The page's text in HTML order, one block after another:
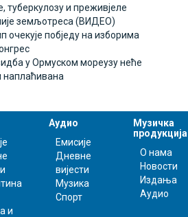
туберкулозу и преживјеле
земљотреса (ВИДЕО)
очекује побједу на изборима
у Ормуском мореузу неће
наплаћивана
и
Аудио
Емисије
Дневне
вијести
Музика
Спорт
Музичка
продукција
О нама
Новости
Издања
Аудио